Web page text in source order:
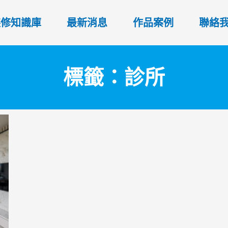
知識庫 最新消息 作品案例 聯絡
標籤：診所